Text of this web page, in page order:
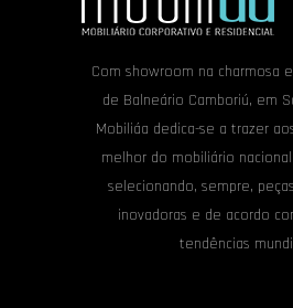
Com showroom na charmosa
de Balneário Camboriú, em
Mobiliáa dedica-se a trazer
melhor do mobiliário
selecionando, sempre,
inovadoras e de acordo
tendências